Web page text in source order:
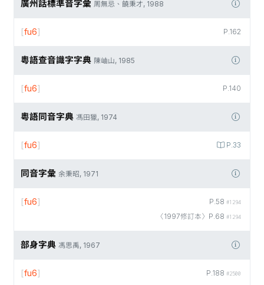
廣州話標準音字彙 周無忌、饒秉才, 1988
P.162
[fu6]
粵語查音識字字典 陳岫山, 1985
P.140
[fu6]
粵語同音字典 馮田獵, 1974
P.33
[fu6]
同音字彙 余秉昭, 1971
P.58 #1294
〈1997修訂本〉P.68 #1294
[fu6]
部身字典 馮思禹, 1967
P.188 #2500
[fu6]